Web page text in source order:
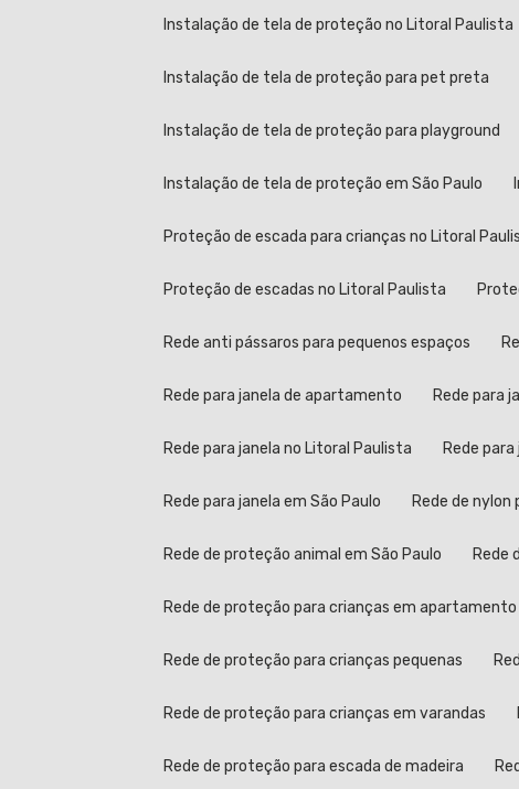
Instalação de tela de proteção no Litoral Paulista
Instalação de tela de proteção para pet preta
Instalação de tela de proteção para playground
Instalação de tela de proteção em São Paulo
Proteção de escada para crianças no Litoral
Proteção de escadas no Litoral Paulista
Rede anti pássaros para pequenos espaços
Rede para janela de apartamento Rede
Rede para janela no Litoral Paulista Rede
Rede para janela em São Paulo Rede de
Rede de proteção animal em São Paulo
Rede de proteção para crianças em apartamento
Rede de proteção para crianças pequenas
Rede de proteção para crianças em varandas
Rede de proteção para escada de madeira